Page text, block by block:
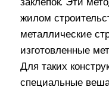
жилом
металлические
изготовленные
Для таких
специальные